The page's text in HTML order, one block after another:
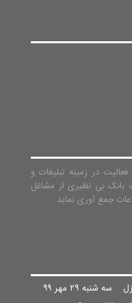
در زمینه تبلیغات و
بانک بی نظیری از مشاغل
سه شنبه ۲۹ مهر ۹۹